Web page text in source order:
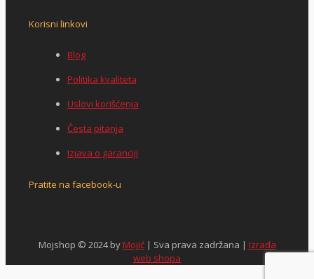
Korisni linkovi
Blog
Politika kvaliteta
Uslovi korišćenja
Česta pitanja
Izjava o garanciji
Pratite na facebook-u
Mojshop © 2024 byMojić| Sva prava zadržana | Izrada
web shopa